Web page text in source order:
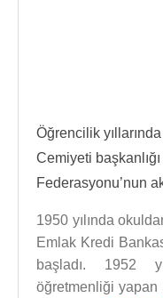
Öğrencilik
Cemiyeti
Federasyonu’nun
1950 yılında
Emlak Kredi
başladı. 1952
öğretmenliği yapan